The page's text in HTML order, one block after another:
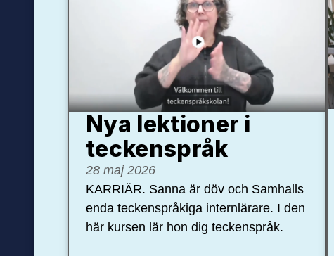
Nya lektioner i
teckenspråk
28 maj 2026
KARRIÄR. Sanna är döv och Samhalls
enda teckenspråkiga internlärare. I den
här kursen lär hon dig teckenspråk.